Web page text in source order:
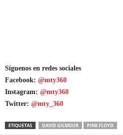
Síguenos en redes sociales
Facebook: @mty360
Instagram: @mty360
Twitter: @mty_360
ETIQUETAS DAVID GILMOUR PINK FLOYD